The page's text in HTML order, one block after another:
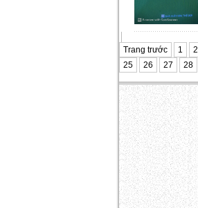
Trang trước 1 2
25
26 27 28